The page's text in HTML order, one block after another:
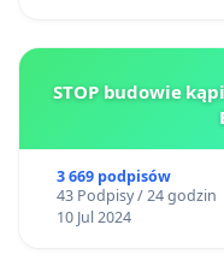
STOP budowie
3 669 podpisów
43 Podpisy / 24 godzin
10 Jul 2024